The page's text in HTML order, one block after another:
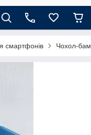
смартфонів Чохол-